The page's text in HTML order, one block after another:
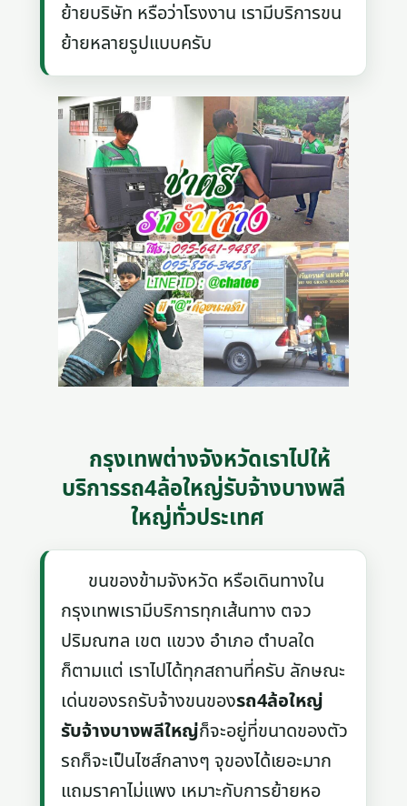
ย้ายบริษัท หรือว่าโรงงาน เรามีบริการขน
ย้ายหลายรูปแบบครับ
กรุงเทพต่างจังหวัดเราไปให้
บริการรถ4ล้อใหญ่รับจ้างบางพลี
ใหญ่ทั่วประเทศ
ขนของข้ามจังหวัด หรือเดินทางใน
กรุงเทพเรามีบริการทุกเส้นทาง ตจว
ปริมณฑล เขต แขวง อำเภอ ตำบลใด
ก็ตามแต่ เราไปได้ทุกสถานที่ครับ ลักษณะ
เด่นของรถรับจ้างขนของรถ4ล้อใหญ่
รับจ้างบางพลีใหญ่ก็จะอยู่ที่ขนาดของตัว
รถก็จะเป็นไซส์กลางๆ จุของได้เยอะมาก
แถมราคาไม่แพง เหมาะกับการย้ายหอ